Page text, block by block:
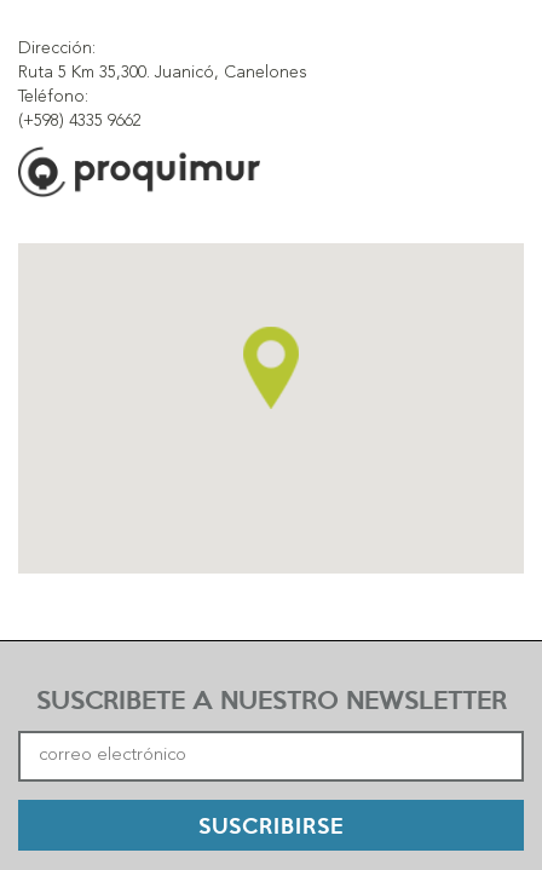
Dirección:
Ruta 5 Km 35,300. Juanicó, Canelones
Teléfono:
(+598) 4335 9662
SUSCRIBETE A NUESTRO NEWSLETTER
SUSCRIBIRSE